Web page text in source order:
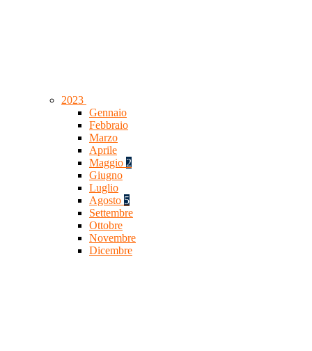
2023
Gennaio
Febbraio
Marzo
Aprile
Maggio 2
Giugno
Luglio
Agosto 5
Settembre
Ottobre
Novembre
Dicembre